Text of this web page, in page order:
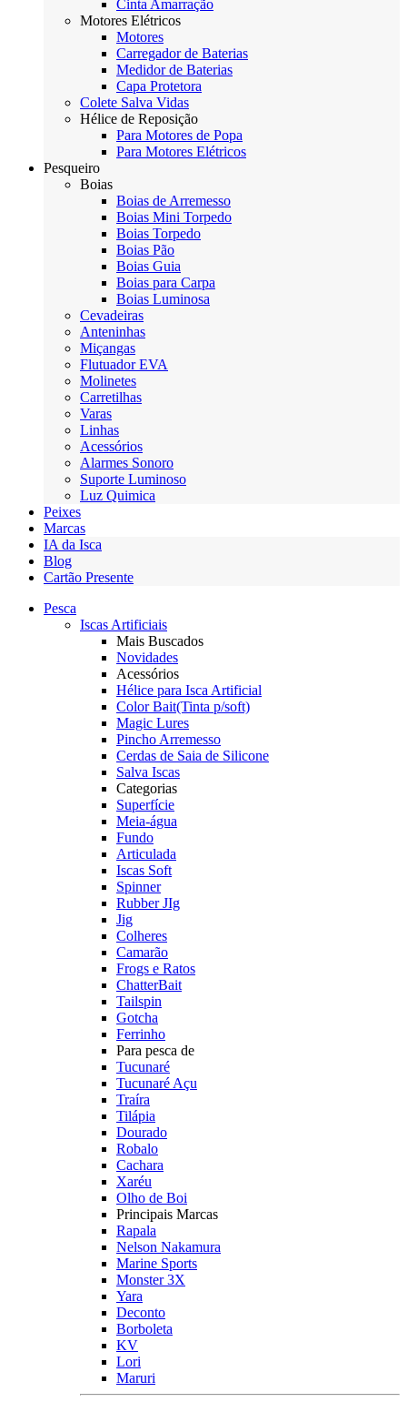
Cinta Amarração
Motores Elétricos
Motores
Carregador de Baterias
Medidor de Baterias
Capa Protetora
Colete Salva Vidas
Hélice de Reposição
Para Motores de Popa
Para Motores Elétricos
Pesqueiro
Boias
Boias de Arremesso
Boias Mini Torpedo
Boias Torpedo
Boias Pão
Boias Guia
Boias para Carpa
Boias Luminosa
Cevadeiras
Anteninhas
Miçangas
Flutuador EVA
Molinetes
Carretilhas
Varas
Linhas
Acessórios
Alarmes Sonoro
Suporte Luminoso
Luz Quimica
Peixes
Marcas
IA da Isca
Blog
Cartão Presente
Pesca
Iscas Artificiais
Mais Buscados
Novidades
Acessórios
Hélice para Isca Artificial
Color Bait(Tinta p/soft)
Magic Lures
Pincho Arremesso
Cerdas de Saia de Silicone
Salva Iscas
Categorias
Superfície
Meia-água
Fundo
Articulada
Iscas Soft
Spinner
Rubber JIg
Jig
Colheres
Camarão
Frogs e Ratos
ChatterBait
Tailspin
Gotcha
Ferrinho
Para pesca de
Tucunaré
Tucunaré Açu
Traíra
Tilápia
Dourado
Robalo
Cachara
Xaréu
Olho de Boi
Principais Marcas
Rapala
Nelson Nakamura
Marine Sports
Monster 3X
Yara
Deconto
Borboleta
KV
Lori
Maruri